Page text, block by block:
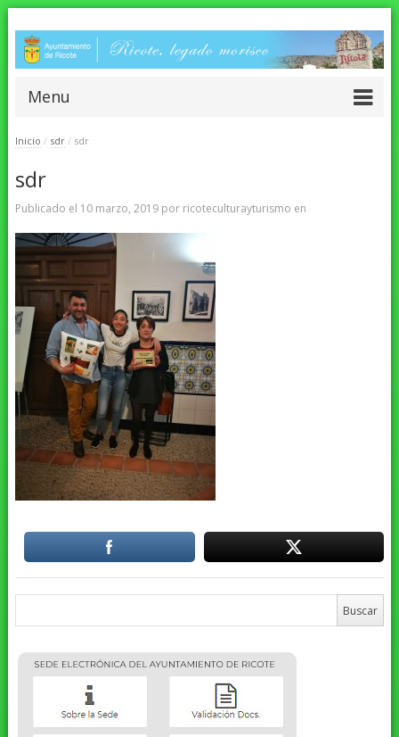
Menu
Inicio / sdr / sdr
sdr
Publicado el 10 marzo, 2019por ricoteculturayturismo en